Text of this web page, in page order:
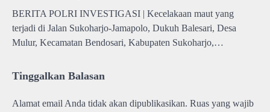
BERITA POLRI INVESTIGASI | Kecelakaan maut yang
terjadi di Jalan Sukoharjo-Jamapolo, Dukuh Balesari, Desa
Mulur, Kecamatan Bendosari, Kabupaten Sukoharjo,…
Tinggalkan Balasan
Alamat email Anda tidak akan dipublikasikan. Ruas yang wajib